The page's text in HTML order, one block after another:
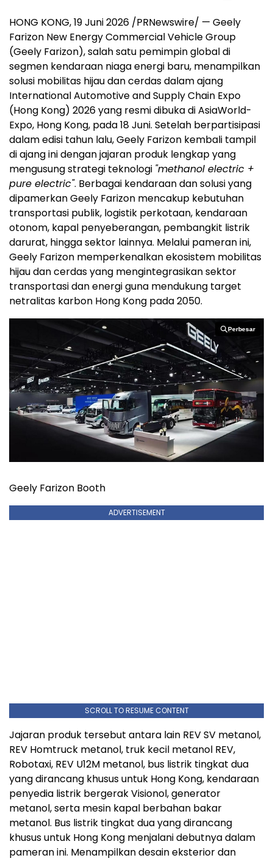
HONG KONG, 19 Juni 2026 /PRNewswire/ — Geely
Farizon New Energy Commercial Vehicle Group
(Geely Farizon), salah satu pemimpin global di
segmen kendaraan niaga energi baru, menampilkan
solusi mobilitas hijau dan cerdas dalam ajang
International Automotive and Supply Chain Expo
(Hong Kong) 2026 yang resmi dibuka di AsiaWorld-
Expo, Hong Kong, pada 18 Juni. Setelah berpartisipasi
dalam edisi tahun lalu, Geely Farizon kembali tampil
di ajang ini dengan jajaran produk lengkap yang
mengusung strategi teknologi "methanol electric +
pure electric". Berbagai kendaraan dan solusi yang
dipamerkan Geely Farizon mencakup kebutuhan
transportasi publik, logistik perkotaan, kendaraan
otonom, kapal penyeberangan, pembangkit listrik
darurat, hingga sektor lainnya. Melalui pameran ini,
Geely Farizon memperkenalkan ekosistem mobilitas
hijau dan cerdas yang mengintegrasikan sektor
transportasi dan energi guna mendukung target
netralitas karbon Hong Kong pada 2050.
Perbesar
Perbesar
Geely Farizon Booth
ADVERTISEMENT
SCROLL TO RESUME CONTENT
Jajaran produk tersebut antara lain REV SV metanol,
REV Homtruck metanol, truk kecil metanol REV,
Robotaxi, REV U12M metanol, bus listrik tingkat dua
yang dirancang khusus untuk Hong Kong, kendaraan
penyedia listrik bergerak Visionol, generator
metanol, serta mesin kapal berbahan bakar
metanol. Bus listrik tingkat dua yang dirancang
khusus untuk Hong Kong menjalani debutnya dalam
pameran ini. Menampilkan desain eksterior dan